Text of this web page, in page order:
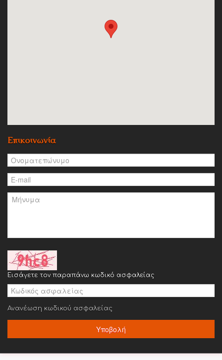
Επικοινωνία
Εισάγετε τον παραπάνω κωδικό ασφαλείας
Ανανέωση κωδικού ασφαλείας
Υποβολή